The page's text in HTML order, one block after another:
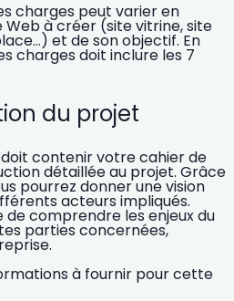
charges peut varier en
Web à créer (site vitrine,site
et de son objectif. En
charges doit inclure les 7
du projet
contenir votre cahier de
détaillée au projet. Grâce
pourrez donner une vision
acteurs impliqués.
de comprendre les enjeux du
parties concernées,
à fournir pour cette